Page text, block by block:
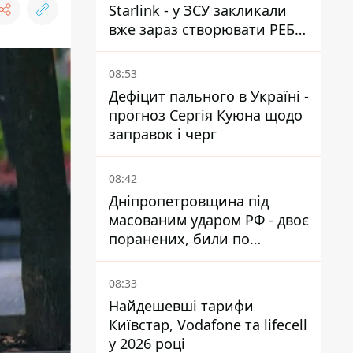
Starlink - у ЗСУ закликали
вже зараз створювати РЕБ
проти нової загрози
08:53
Дефіцит пального в Україні -
прогноз Сергія Куюна щодо
заправок і черг
08:42
Дніпропетровщина під
масованим ударом РФ - двоє
поранених, били по
Нікопольщині та
Синельниківщині
08:33
Найдешевші тарифи
Київстар, Vodafone та lifecell
у 2026 році